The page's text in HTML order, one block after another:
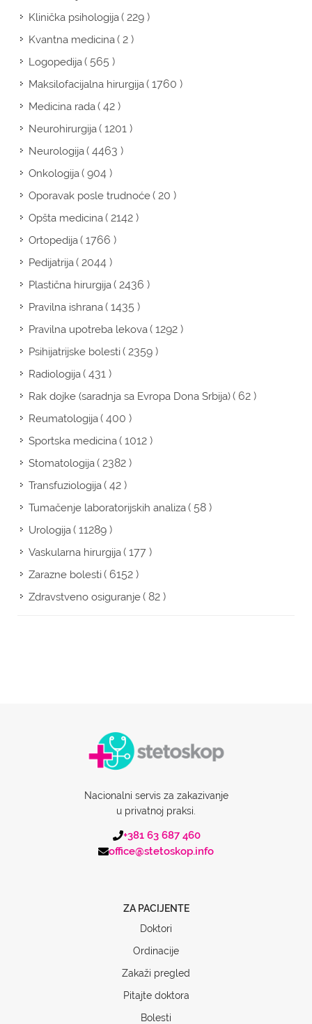
Klinička psihologija( 229 )
Kvantna medicina( 2 )
Logopedija( 565 )
Maksilofacijalna hirurgija( 1760 )
Medicina rada( 42 )
Neurohirurgija( 1201 )
Neurologija( 4463 )
Onkologija( 904 )
Oporavak posle trudnoće( 20 )
Opšta medicina( 2142 )
Ortopedija( 1766 )
Pedijatrija( 2044 )
Plastična hirurgija( 2436 )
Pravilna ishrana( 1435 )
Pravilna upotreba lekova( 1292 )
Psihijatrijske bolesti( 2359 )
Radiologija( 431 )
Rak dojke (saradnja sa Evropa Dona Srbija)( 62 )
Reumatologija( 400 )
Sportska medicina( 1012 )
Stomatologija( 2382 )
Transfuziologija( 42 )
Tumačenje laboratorijskih analiza( 58 )
Urologija( 11289 )
Vaskularna hirurgija( 177 )
Zarazne bolesti( 6152 )
Zdravstveno osiguranje( 82 )
Nacionalni servis za zakazivanje
u privatnoj praksi.
+381 63 687 460
office@stetoskop.info
ZA PACIJENTE
Doktori
Ordinacije
Zakaži pregled
Pitajte doktora
Bolesti